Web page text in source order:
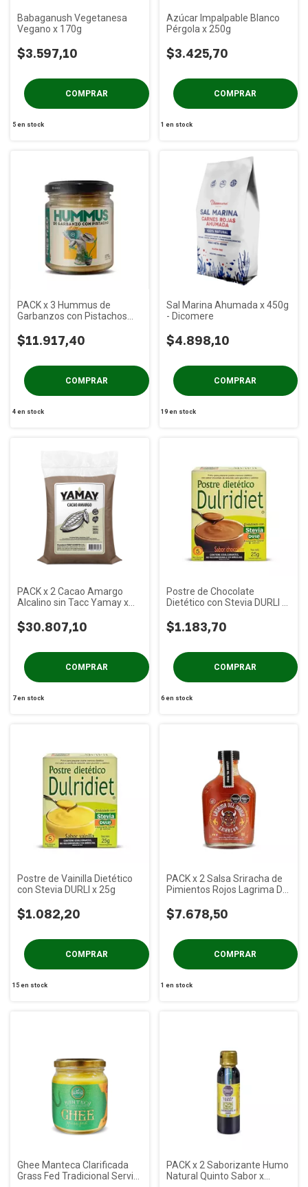
Babaganush Vegetanesa
Vegano x 170g
$3.597,10
5en stock
Azúcar Impalpable Blanco
Pérgola x 250g
$3.425,70
1 en stock
PACK x 3 Hummus de
Garbanzos con Pistachos
$11.917,40
4en stock
Sal Marina Ahumada x 450g
- Dicomere
$4.898,10
19 en stock
PACK x 2 Cacao Amargo
Alcalino sin Tacc Yamay x
$30.807,10
7en stock
Postre de Chocolate
Dietético con Stevia DURLI x
$1.183,70
6en stock
Postre de Vainilla Dietético
con Stevia DURLI x 25g
$1.082,20
15en stock
PACK x 2 Salsa Sriracha de
Pimientos Rojos Lagrima Del
$7.678,50
1 en stock
Ghee Manteca Clarificada
Grass Fed Tradicional Servio
PACK x 2 Saborizante Humo
Natural Quinto Sabor x